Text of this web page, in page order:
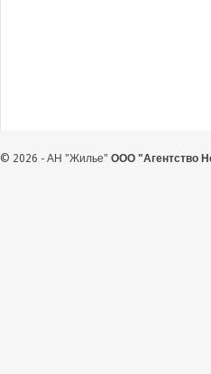
© 2026 - АН "Жилье" ООО "Агентство